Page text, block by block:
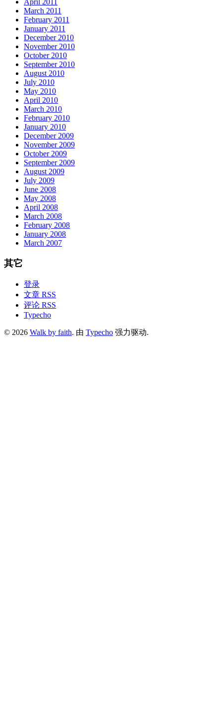
April 2011
March 2011
February 2011
January 2011
December 2010
November 2010
October 2010
September 2010
August 2010
July 2010
May 2010
April 2010
March 2010
February 2010
January 2010
December 2009
November 2009
October 2009
September 2009
August 2009
July 2009
June 2008
May 2008
April 2008
March 2008
February 2008
January 2008
March 2007
其它
登录
文章 RSS
评论 RSS
Typecho
© 2026 Walk by faith. 由 Typecho 强力驱动.